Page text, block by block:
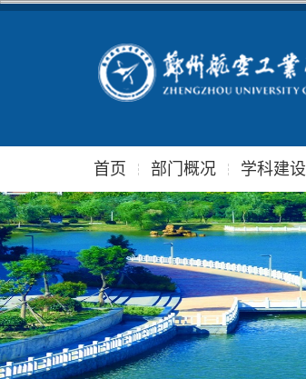
首页 部门概况 学科建设